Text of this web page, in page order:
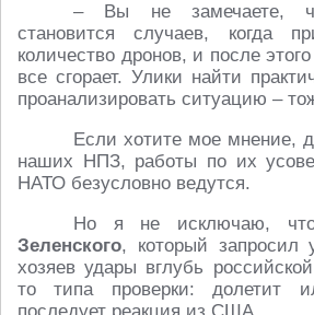
– Вы не замечаете,
становится случаев, когда
количество дронов, и после
все сгорает. Улики найти
проанализировать ситуацию –
Если хотите мое мнение,
наших НПЗ, работы по их
НАТО безусловно ведутся.
Но я не исключаю,
Зеленского, который запросил
хозяев удары вглубь
то типа проверки: долетит